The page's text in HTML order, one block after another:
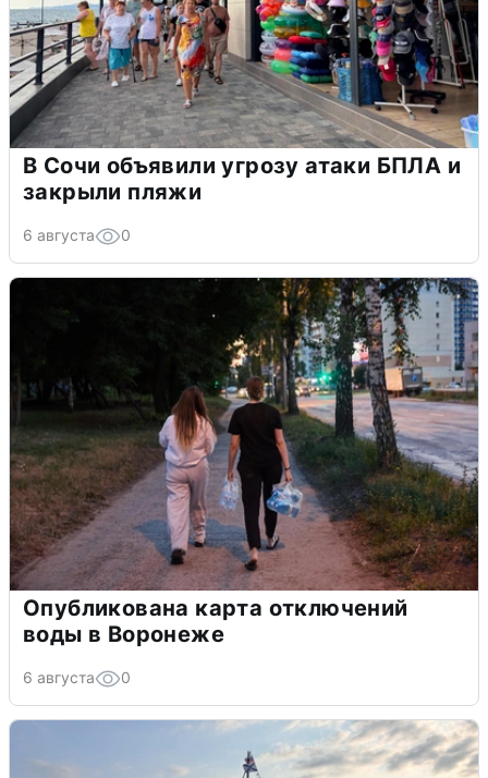
В Сочи объявили угрозу атаки БПЛА и
закрыли пляжи
6 августа 0
Опубликована карта отключений
воды в Воронеже
6 августа 0